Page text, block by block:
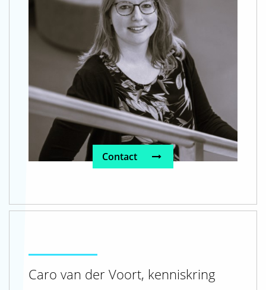
Contact
Caro van der Voort, kenniskring